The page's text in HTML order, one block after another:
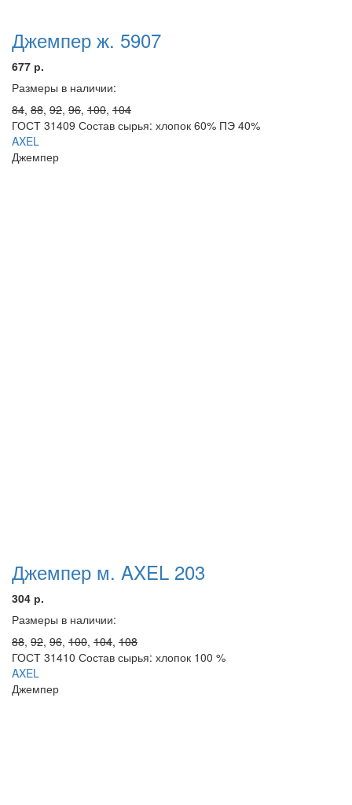
Джемпер ж. 5907
677 р.
Размеры в наличии:
84, 88, 92, 96, 100, 104
ГОСТ 31409 Состав сырья: хлопок 60% ПЭ 40%
AXEL
Джемпер
Джемпер м. AXEL 203
304 р.
Размеры в наличии:
88, 92, 96, 100, 104, 108
ГОСТ 31410 Состав сырья: хлопок 100 %
AXEL
Джемпер